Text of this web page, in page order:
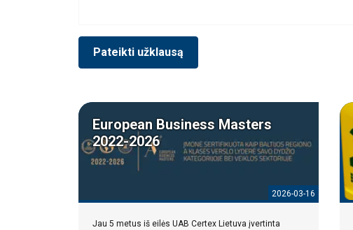
Pateikti užklausą
European Business Masters
2022-2026
2026-03-16
Jau 5 metus iš eilės UAB Certex Lietuva įvertinta